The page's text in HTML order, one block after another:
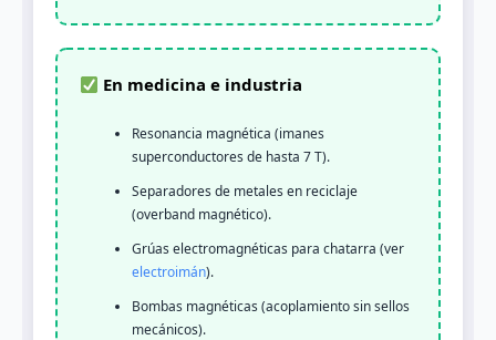
En medicina e industria
Resonancia magnética (imanes
superconductores de hasta 7 T).
Separadores de metales en reciclaje
(overband magnético).
Grúas electromagnéticas para chatarra (ver
electroimán).
Bombas magnéticas (acoplamiento sin sellos
mecánicos).